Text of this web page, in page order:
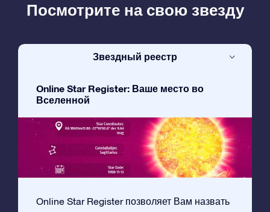
Посмотрите на свою звезду
Звездный реестр
Online Star Register: Ваше место во
Вселенной
Online Star Register позволяет Вам назвать